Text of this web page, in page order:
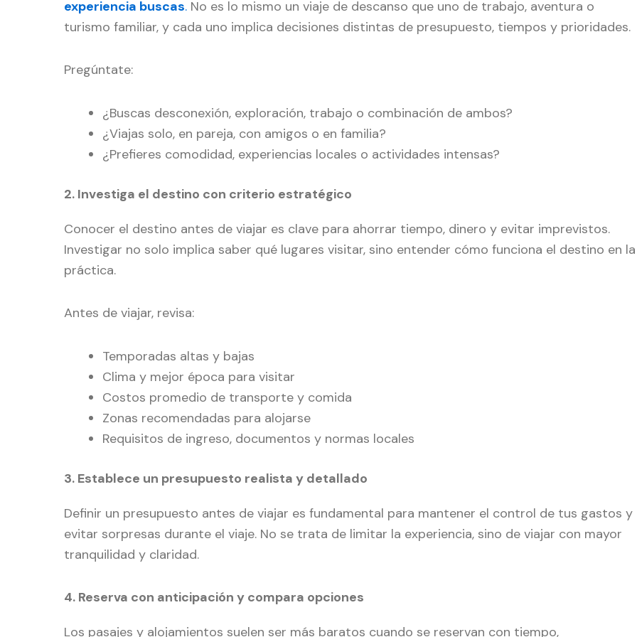
experiencia buscas. No es lo mismo un viaje de descanso que uno de trabajo, aventura o
turismo familiar, y cada uno implica decisiones distintas de presupuesto, tiempos y prioridades.
Pregúntate:
¿Buscas desconexión, exploración, trabajo o combinación de ambos?
¿Viajas solo, en pareja, con amigos o en familia?
¿Prefieres comodidad, experiencias locales o actividades intensas?
2. Investiga el destino con criterio estratégico
Conocer el destino antes de viajar es clave para ahorrar tiempo, dinero y evitar imprevistos.
Investigar no solo implica saber qué lugares visitar, sino entender cómo funciona el destino en la
práctica.
Antes de viajar, revisa:
Temporadas altas y bajas
Clima y mejor época para visitar
Costos promedio de transporte y comida
Zonas recomendadas para alojarse
Requisitos de ingreso, documentos y normas locales
3. Establece un presupuesto realista y detallado
Definir un presupuesto antes de viajar es fundamental para mantener el control de tus gastos y
evitar sorpresas durante el viaje. No se trata de limitar la experiencia, sino de viajar con mayor
tranquilidad y claridad.
4. Reserva con anticipación y compara opciones
Los pasajes y alojamientos suelen ser más baratos cuando se reservan con tiempo,